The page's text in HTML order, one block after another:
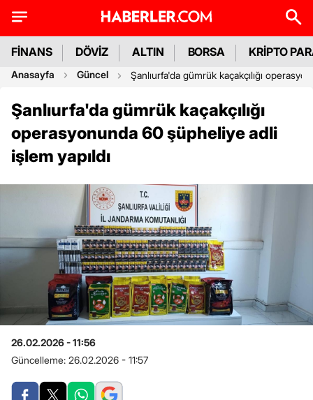
FİNANS DÖVİZ ALTIN BORSA KRİPTO
Anasayfa Güncel Şanlıurfa'da gümrük kaçakçılığı
Şanlıurfa'da gümrük kaçakçılığı
operasyonunda 60 şüpheliye adli
işlem yapıldı
26.02.2026 - 11:56
Güncelleme: 26.02.2026 - 11:57